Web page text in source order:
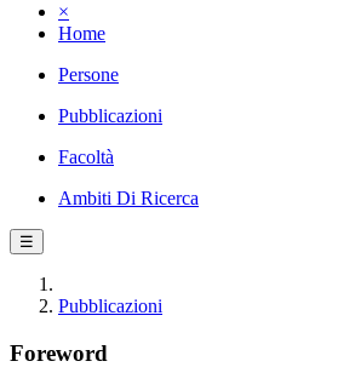
×
Home
Persone
Pubblicazioni
Facoltà
Ambiti Di Ricerca
☰
Pubblicazioni
Foreword